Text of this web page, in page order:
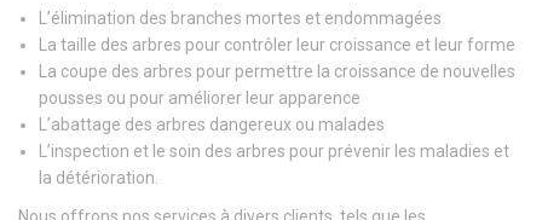
L’élimination des branches mortes et endommagées
La taille des arbres pour contrôler leur croissance et leur forme
La coupe des arbres pour permettre la croissance de nouvelles
pousses ou pour améliorer leur apparence
L’abattage des arbres dangereux ou malades
L’inspection et le soin des arbres pour prévenir les maladies et
la détérioration.